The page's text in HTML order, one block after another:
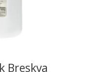
Breskva